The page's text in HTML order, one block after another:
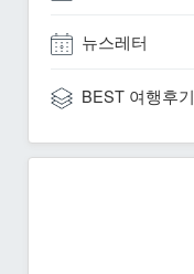
뉴스레터
BEST 여행후기